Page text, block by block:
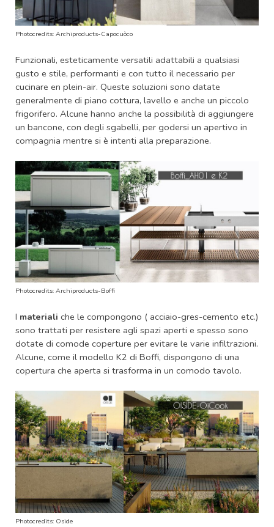
Photocredits: Archiproducts-Capocuòco
Funzionali, esteticamente versatili adattabili a qualsiasi
gusto e stile, performanti e con tutto il necessario per
cucinare en plein-air. Queste soluzioni sono datate
generalmente di piano cottura, lavello e anche un piccolo
frigorifero. Alcune hanno anche la possibilità di aggiungere
un bancone, con degli sgabelli, per godersi un apertivo in
compagnia mentre si è intenti alla preparazione.
Photocredits: Archiproducts-Boffi
I materiali che le compongono ( acciaio-gres-cemento etc.)
sono trattati per resistere agli spazi aperti e spesso sono
dotate di comode coperture per evitare le varie infiltrazioni.
Alcune, come il modello K2 di Boffi, dispongono di una
copertura che aperta si trasforma in un comodo tavolo.
Photocredits: Oside